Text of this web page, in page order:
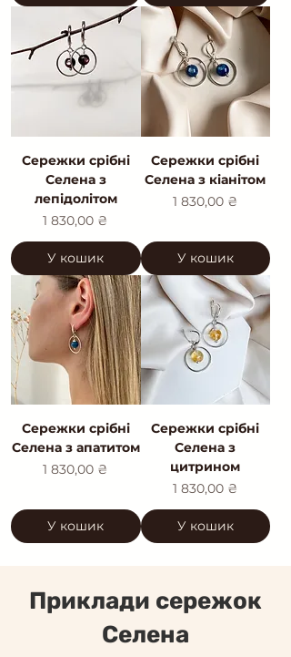
Сережки срібні
Селена з
лепідолітом
Ціна
1 830,00 ₴
У кошик
Сережки срібні
Селена з кіанітом
Ціна
1 830,00 ₴
У кошик
Сережки срібні
Селена з апатитом
Ціна
1 830,00 ₴
У кошик
Сережки срібні
Селена з
цитрином
Ціна
1 830,00 ₴
У кошик
Приклади сережок
Селена